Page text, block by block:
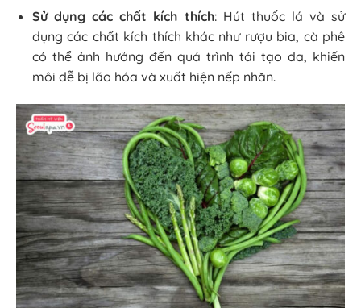
Sử dụng các chất kích thích: Hút thuốc lá và sử
dụng các chất kích thích khác như rượu bia, cà phê
có thể ảnh hưởng đến quá trình tái tạo da, khiến
môi dễ bị lão hóa và xuất hiện nếp nhăn.